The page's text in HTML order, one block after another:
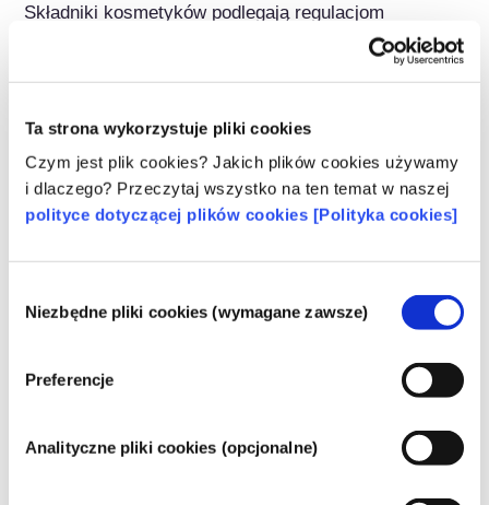
Ta strona wykorzystuje pliki cookies
Czym jest plik cookies? Jakich plików cookies używamy
i dlaczego? Przeczytaj wszystko na ten temat w naszej
polityce dotyczącej plików cookies [Polityka cookies]
zgody
Niezbędne pliki cookies (wymagane zawsze)
Preferencje
Analityczne pliki cookies (opcjonalne)
Składniki kosmetyków podlegają regulacjom
prawnym. Należy pamiętać, że w przypadku
składników kosmetycznych, poza UE mogą
obowiązywać inne przepisy.
Poznaj swoje kosmetyki
bezpieczeństwo kosmetyków w Europie?
Przepisy UE wymagają, aby produkty
w Unii Europejskiej były bezpieczne. Firmy
oraz krajowe i europejskie organy regulacyjne
bezpieczeństwo produktów kosmetycznych.
czytaj więcej
zaburzających gospodarkę hormonalną